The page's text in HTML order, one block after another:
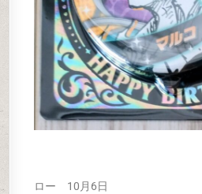
ロー 10月6日